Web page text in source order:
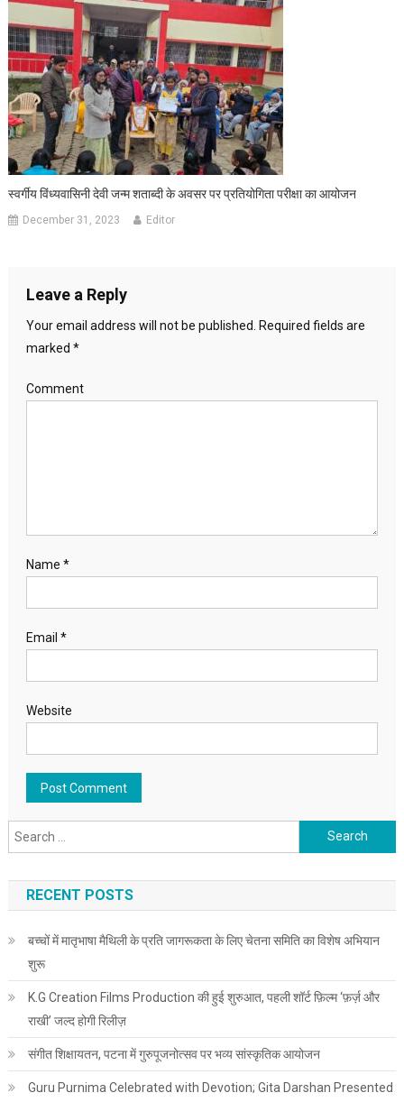
स्वर्गीय विंध्यवासिनी देवी जन्म शताब्दी के अवसर पर प्रतियोगिता परीक्षा का आयोजन
December 31, 2023 Editor
Leave a Reply
Your email address will not be published. Required fields are
marked *
Comment
Name *
Email *
Website
Search for:
RECENT POSTS
बच्चों में मातृभाषा मैथिली के प्रति जागरूकता के लिए चेतना समिति का विशेष अभियान
शुरू
K.G Creation Films Production की हुई शुरुआत, पहली शॉर्ट फ़िल्म ‘फ़र्ज़ और
राखी’ जल्द होगी रिलीज़
संगीत शिक्षायतन, पटना में गुरुपूजनोत्सव पर भव्य सांस्कृतिक आयोजन
Guru Purnima Celebrated with Devotion; Gita Darshan Presented